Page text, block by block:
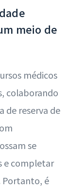
meio de
médicos
colaborando
de reserva de
se
e completar
Portanto, é